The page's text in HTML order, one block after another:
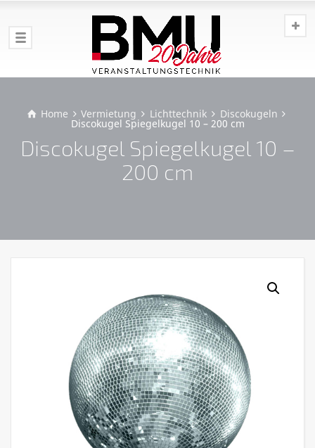
Home Vermietung Lichttechnik Discokugeln
Discokugel Spiegelkugel 10 – 200 cm
Discokugel Spiegelkugel 10 –
200 cm